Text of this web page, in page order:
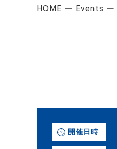
HOME Events
開催日時